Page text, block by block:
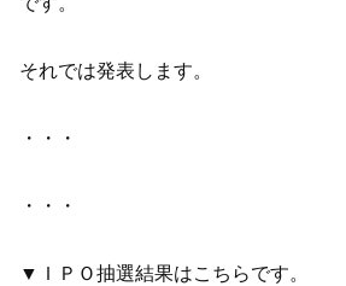
それでは発表します。
・・・
・・・
▼ＩＰＯ抽選結果はこちらです。